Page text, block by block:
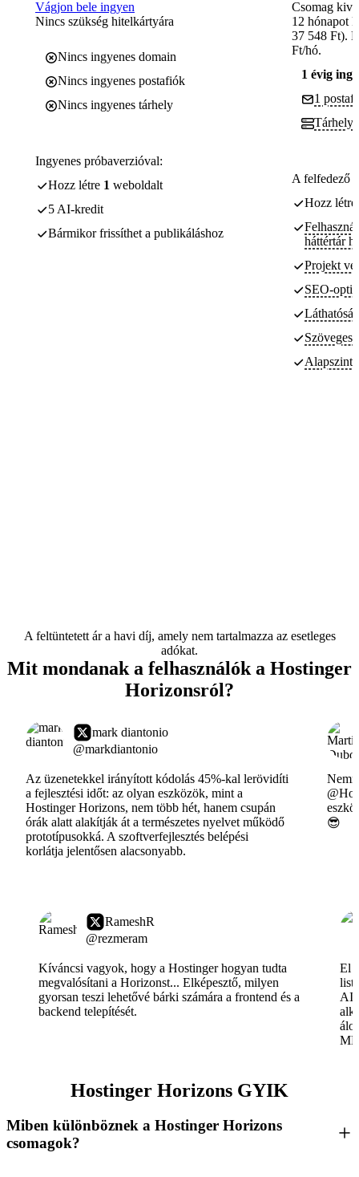
Vágjon bele ingyen
Nincs szükség hitelkártyára
Nincs ingyenes domain
Nincs ingyenes postafiók
Nincs ingyenes tárhely
Ingyenes próbaverzióval:
Hozz létre 1 weboldalt
5 AI-kredit
Bármikor frissíthet a publikáláshoz
Csomag
12 hónapot
37 548 Ft).
Ft/hó.
1 évig
1
Tárhely
A felfedező
Hozz létre
háttértár
Projekt
SEO-
Szöveges
A feltüntetett ár a havi díj, amely nem tartalmazza az esetleges
adókat.
Mit mondanak a felhasználók a Hostinger
Horizonsról?
mark diantonio
@markdiantonio
Az üzenetekkel irányított kódolás 45%-kal lerövidíti
a fejlesztési időt: az olyan eszközök, mint a
Hostinger Horizons, nem több hét, hanem csupán
órák alatt alakítják át a természetes nyelvet működő
prototípusokká. A szoftverfejlesztés belépési
korlátja jelentősen alacsonyabb.
😎
RameshR
@rezmeram
Kíváncsi vagyok, hogy a Hostinger hogyan tudta
megvalósítani a Horizonst... Elképesztő, milyen
gyorsan teszi lehetővé bárki számára a frontend és a
backend telepítését.
El
AI-
Hostinger Horizons GYIK
Miben különböznek a Hostinger Horizons
csomagok?